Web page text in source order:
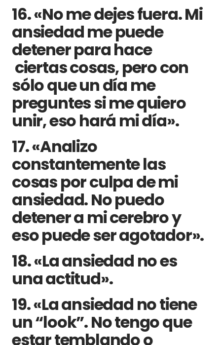
16. «No me dejes fuera. Mi
ansiedad me puede
detener para hace
ciertas cosas, pero con
sólo que un día me
preguntes si me quiero
unir, eso hará mi día».
17. «Analizo
constantemente las
cosas por culpa de mi
ansiedad. No puedo
detener a mi cerebro y
eso puede ser agotador».
18. «La ansiedad no es
una actitud».
19. «La ansiedad no tiene
un “look”. No tengo que
estar temblando o